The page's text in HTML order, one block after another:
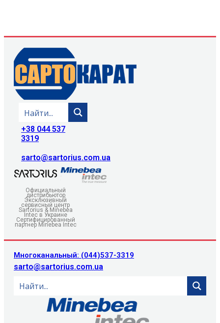
+38 044 537
3319
sarto@sartorius.com.ua
Официальный
дистрибьютор
Эксклюзивный
сервисный центр
Sartorius & Minebea
Intec в Украине
Сертифицированный
партнер Minebea Intec
Многоканальный: (044)537-3319
sarto@sartorius.com.ua